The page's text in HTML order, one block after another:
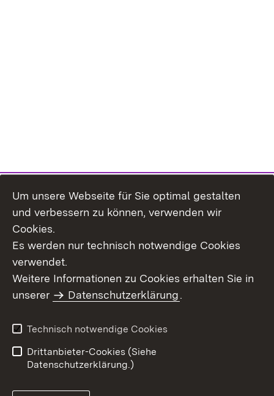
Themenübersicht
Barrierefreiheit
Um unsere Webseite für Sie optimal gestalten
und verbessern zu können, verwenden wir
Cookies.
Es werden nur technisch notwendige Cookies
verwendet.
Weitere Informationen zu Cookies erhalten Sie in
unserer
Datenschutzerklärung.
Technisch notwendige Cookies
Drittanbieter-Cookies (Siehe
Datenschutzerklärung.)